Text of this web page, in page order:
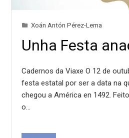
Xoán Antón Pérez-Lema
Unha Festa
Cadernos da Viaxe O 12 de
festa estatal por ser a data na
chegou a América en 1492.
o…